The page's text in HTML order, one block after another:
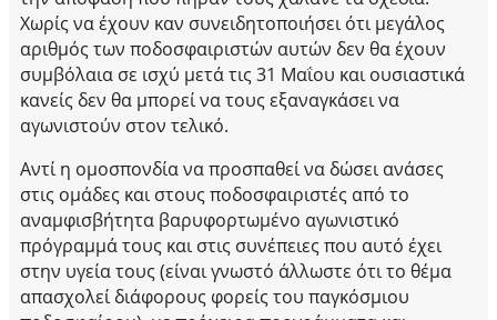
Χωρίς να έχουν καν συνειδητοποιήσει ότι μεγάλος
αριθμός των ποδοσφαιριστών αυτών δεν θα έχουν
συμβόλαια σε ισχύ μετά τις 31 Μαΐου και ουσιαστικά
κανείς δεν θα μπορεί να τους εξαναγκάσει να
αγωνιστούν στον τελικό.
Αντί η ομοσπονδία να προσπαθεί να δώσει ανάσες
στις ομάδες και στους ποδοσφαιριστές από το
αναμφισβήτητα βαρυφορτωμένο αγωνιστικό
πρόγραμμά τους και στις συνέπειες που αυτό έχει
στην υγεία τους (είναι γνωστό άλλωστε ότι το θέμα
απασχολεί διάφορους φορείς του παγκόσμιου